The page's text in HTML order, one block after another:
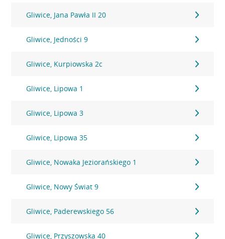
Gliwice, Jana Pawła II 20
Gliwice, Jedności 9
Gliwice, Kurpiowska 2c
Gliwice, Lipowa 1
Gliwice, Lipowa 3
Gliwice, Lipowa 35
Gliwice, Nowaka Jeziorańskiego 1
Gliwice, Nowy Świat 9
Gliwice, Paderewskiego 56
Gliwice, Przyszowska 40